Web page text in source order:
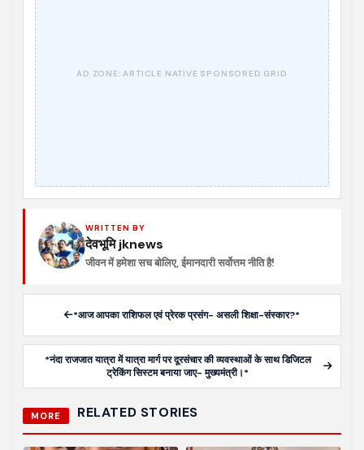
WRITTEN BY
देवभूमि jknews
जीवन में हमेशा सच बोलिए, ईमानदारी सर्वोत्तम नीति है!
*आज आपका राशिफल एवं प्रेरक प्रसंग- असली शिक्षा-संस्कार?*
*नंदा राजजात यात्रा में यात्रा मार्ग पर दूरसंचार की व्यवस्थाओं के साथ डिजिटल
ट्रेकिंग सिस्टम बनाया जाए- मुख्यमंत्री।*
MORE RELATED STORIES